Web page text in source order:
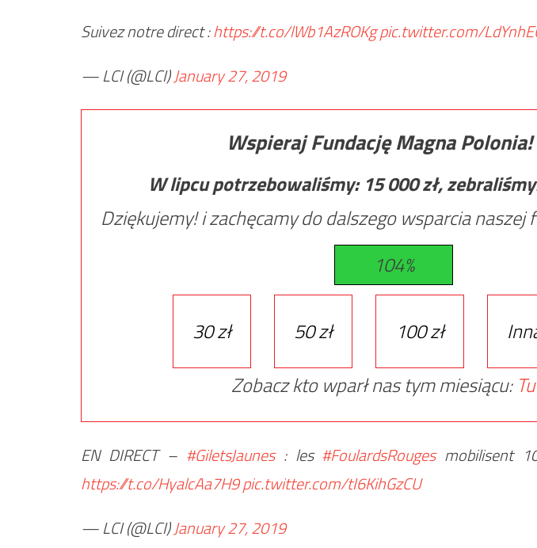
Suivez notre direct :https://t.co/lWb1AzROKgpic.twitter.com/
— LCI (@LCI)January 27, 2019
Wspieraj Fundację Magna Polonia!
W lipcu potrzebowaliśmy: 15 000zł,
Dziękujemy! i zachęcamy do dalszego wsparcia naszej
104%
30 zł 50 zł 100 zł
Zobacz kto wparł nas tym miesiącu:
EN DIRECT – #GiletsJaunes: les #FoulardsRougesmobilisent
https://t.co/HyalcAa7H9pic.twitter.com/tI6KihGzCU
— LCI (@LCI)January 27, 2019